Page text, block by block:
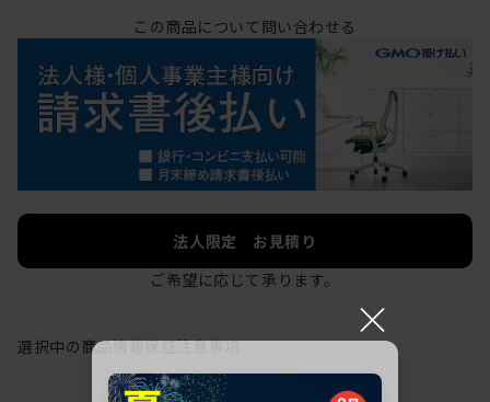
この商品について問い合わせる
法人限定 お見積り
ご希望に応じて承ります。
選択中の商品情報保証注意事項
×